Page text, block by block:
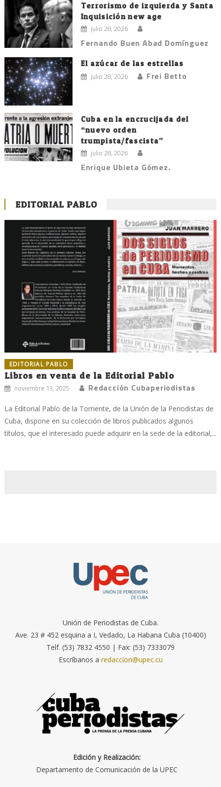
Terrorismo de izquierda y Santa
Inquisición new age
julio 28, 2026
Fernando Buen Abad Domínguez
El azúcar de las estrellas
julio 28, 2026 Frei Betto
Cuba en la encrucijada del
“nuevo orden
trumpista/fascista”
julio 28, 2026
Enrique Ubieta Gómez.
EDITORIAL PABLO
EDITORIAL PABLO
Libros en venta de la Editorial Pablo
noviembre 13, 2025 Redacción Cubaperiodistas
La Editorial Pablo de la Torriente, de la Unión de la Periodistas de
Cuba, dispone en su colección de libros publicados algunos
títulos, que el interesado puede adquirir en la sede de la editorial,...
Unión de Periodistas de Cuba.
Ave. 23 # 452 esquina a I, Vedado, La Habana Cuba (10400)
Telf. (53) 7832 4550 | Fax: (53) 7333079
Escríbanos a redaccion@upec.cu
Edición y Realización:
Departamento de Comunicación de la UPEC